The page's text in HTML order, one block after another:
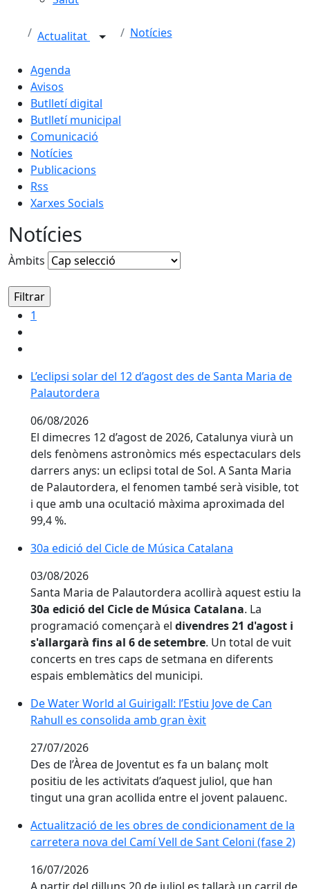
Actualitat Notícies
Agenda
Avisos
Butlletí digital
Butlletí municipal
Comunicació
Notícies
Publicacions
Rss
Xarxes Socials
Notícies
Àmbits
1
L’eclipsi solar del 12 d’agost des de Santa Maria de
L’eclipsi solar del 12 d’agost des de Santa Maria de
Palautordera
06/08/2026
El dimecres 12 d’agost de 2026, Catalunya viurà un
dels fenòmens astronòmics més espectaculars dels
darrers anys: un eclipsi total de Sol. A Santa Maria
de Palautordera, el fenomen també serà visible, tot
i que amb una ocultació màxima aproximada del
99,4 %.
30a edició del Cicle de Música Catalana
30a edició del Cicle de Música Catalana
03/08/2026
Santa Maria de Palautordera acollirà aquest estiu la
30a edició del Cicle de Música Catalana. La
programació començarà el divendres 21 d'agost i
s'allargarà fins al 6 de setembre. Un total de vuit
concerts en tres caps de setmana en diferents
espais emblemàtics del municipi.
De Water World al Guirigall: l’Estiu Jove de Can
De Water World al Guirigall: l’Estiu Jove de Can
Rahull es consolida amb gran èxit
27/07/2026
Des de l’Àrea de Joventut es fa un balanç molt
positiu de les activitats d’aquest juliol, que han
tingut una gran acollida entre el jovent palauenc.
Actualització de les obres de condicionament de la
Actualització de les obres de condicionament de la
carretera nova del Camí Vell de Sant Celoni (fase 2)
16/07/2026